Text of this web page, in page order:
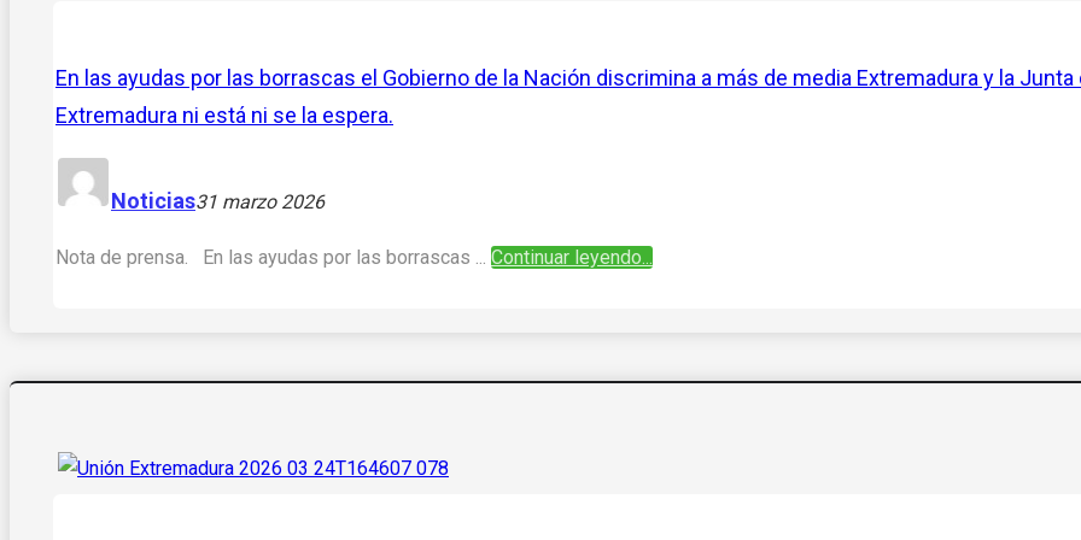
En las ayudas por las borrascas el Gobierno de la Nación discrimina a más de media Extremadura y la Junta
Extremadura ni está ni se la espera.
Noticias31 marzo 2026
Nota de prensa. En las ayudas por las borrascas ... Continuar leyendo...